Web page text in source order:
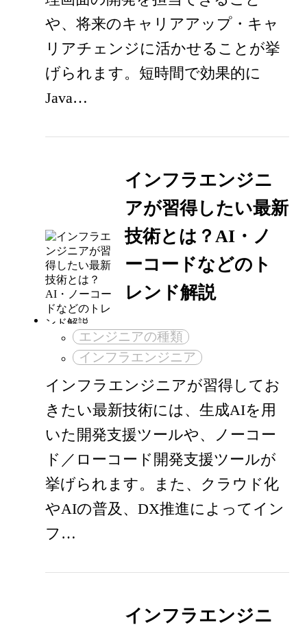
や、将来のキャリアアップ・キャ
リアチェンジに活かせることが挙
げられます。短時間で効果的に
Java…
インフラエンジニ
アが習得したい最新
技術とは？AI・ノ
ーコードなどのト
レンド解説
エンジニアの種類
インフラエンジニア
インフラエンジニアが習得してお
きたい最新技術には、生成AIを用
いた開発支援ツールや、ノーコー
ド／ローコード開発支援ツールが
挙げられます。また、クラウド化
やAIの普及、DX推進によってイン
フ…
インフラエンジニ